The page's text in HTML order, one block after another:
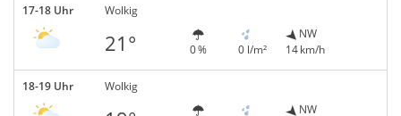
17-18 Uhr Wolkig
21° 0 % 0 l/m²
NW
14 km/h
18-19 Uhr Wolkig
NW